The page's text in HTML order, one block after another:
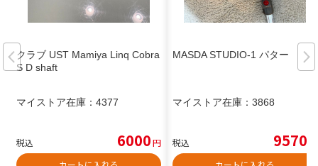
クラブ UST Mamiya Linq Cobra
S D shaft
マイストア在庫： 4377
税込 6000円
MASDA STUDIO-1 パター
マイストア在庫： 3868
税込 9570